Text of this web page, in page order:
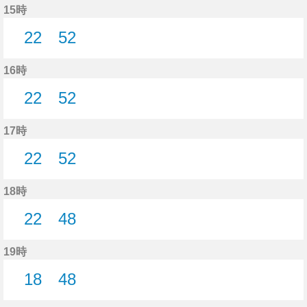
15時
22
52
16時
22
52
17時
22
52
18時
22
48
19時
18
48